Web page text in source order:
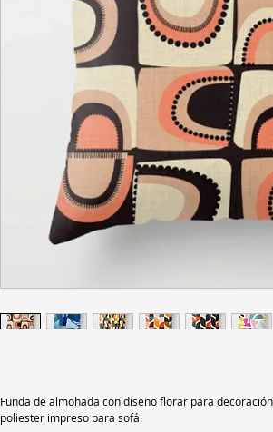
Funda de almohada con diseño florar para
poliester impreso para sofá.